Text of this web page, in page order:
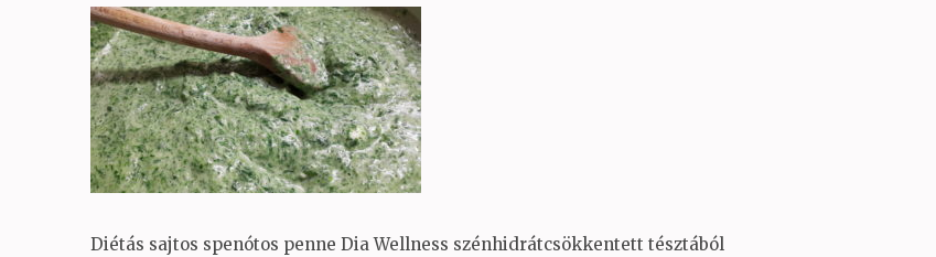
Diétás sajtos spenótos penne Dia Wellness szénhidrátcsökkentett tésztából